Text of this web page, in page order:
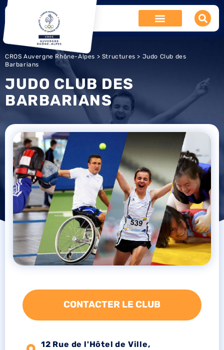
CROS Auvergne Rhône-Alpes > Structures > Judo Club des
Barbarians
JUDO CLUB DES
BARBARIANS
CONTACTER LE CLUB
12 Rue de l'Hôtel de Ville,